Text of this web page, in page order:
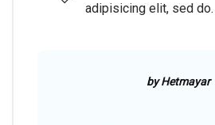
adipisicing elit, sed do.
by Hetmayar